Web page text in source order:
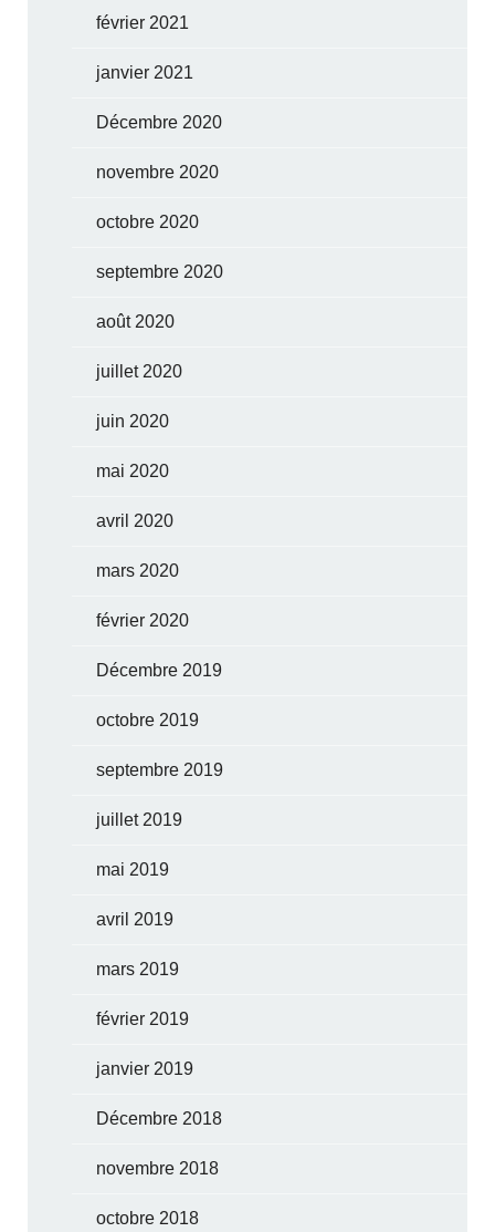
février 2021
janvier 2021
Décembre 2020
novembre 2020
octobre 2020
septembre 2020
août 2020
juillet 2020
juin 2020
mai 2020
avril 2020
mars 2020
février 2020
Décembre 2019
octobre 2019
septembre 2019
juillet 2019
mai 2019
avril 2019
mars 2019
février 2019
janvier 2019
Décembre 2018
novembre 2018
octobre 2018